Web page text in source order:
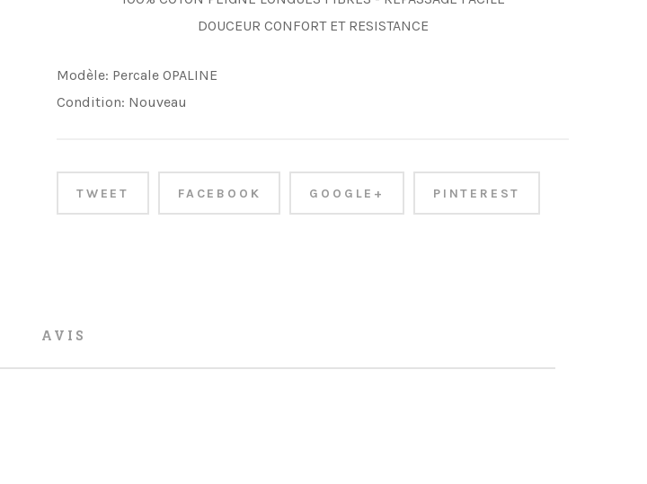
DOUCEUR CONFORT ET RESISTANCE
Modèle: Percale OPALINE
Condition: Nouveau
TWEET FACEBOOK GOOGLE+ PINTEREST
AVIS